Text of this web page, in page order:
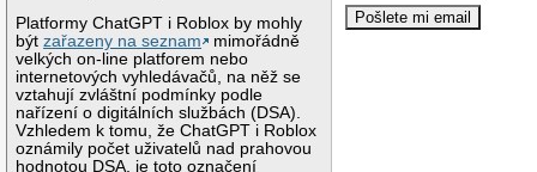
Platformy ChatGPT i Roblox by mohly
býtzařazeny na seznam
mimořádně
velkých on-line platforem nebo
internetových vyhledávačů, na něž se
vztahují zvláštní podmínky podle
nařízení o digitálních službách (DSA).
Vzhledem k tomu, že ChatGPT i Roblox
oznámily počet uživatelů nad prahovou
hodnotou DSA, je toto označení